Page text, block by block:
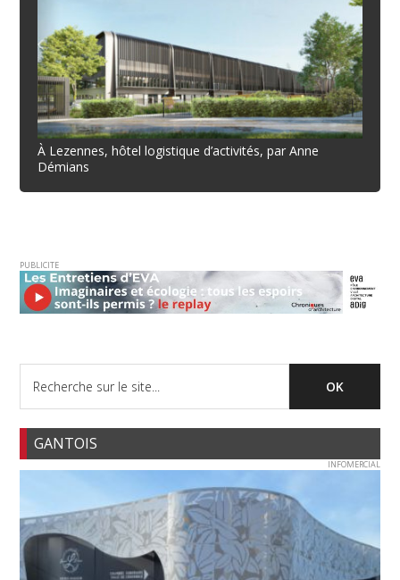
À Lezennes, hôtel logistique d’activités, par Anne
Démians
PUBLICITE
GANTOIS
INFOMERCIAL